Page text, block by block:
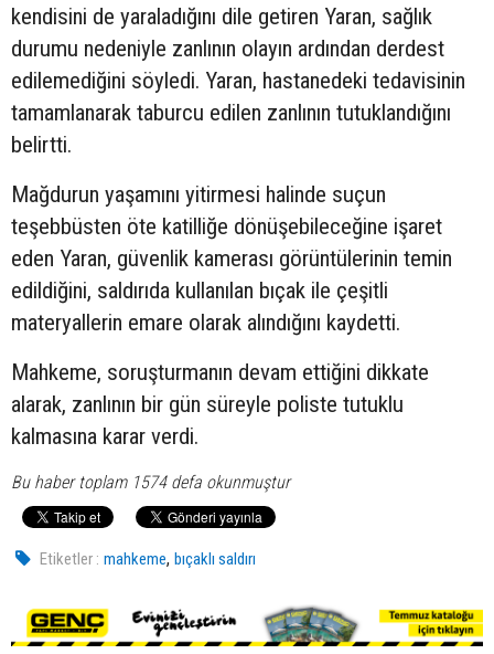
kendisini de yaraladığını dile getiren Yaran, sağlık
durumu nedeniyle zanlının olayın ardından derdest
edilemediğini söyledi. Yaran, hastanedeki tedavisinin
tamamlanarak taburcu edilen zanlının tutuklandığını
belirtti.
Mağdurun yaşamını yitirmesi halinde suçun
teşebbüsten öte katilliğe dönüşebileceğine işaret
eden Yaran, güvenlik kamerası görüntülerinin temin
edildiğini, saldırıda kullanılan bıçak ile çeşitli
materyallerin emare olarak alındığını kaydetti.
Mahkeme, soruşturmanın devam ettiğini dikkate
alarak, zanlının bir gün süreyle poliste tutuklu
kalmasına karar verdi.
Bu haber toplam 1574 defa okunmuştur
Etiketler : mahkeme,bıçaklı saldırı